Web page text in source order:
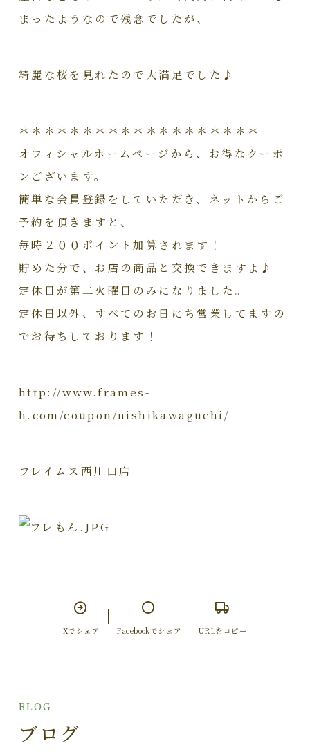
まったようなので残念でしたが、
綺麗な桜を見れたので大満足でした♪
＊＊＊＊＊＊＊＊＊＊＊＊＊＊＊＊＊＊＊
オフィシャルホームページから、お得なクーポ
ンございます。
簡単な会員登録をしていただき、ネットからご
予約を頂きますと、
毎時２００ポイント加算されます！
貯めた分で、お店の商品と交換できますよ♪
定休日が第二火曜日のみになりました。
定休日以外、すべてのお日にち営業してますの
でお待ちしております！
http://www.frames-
h.com/coupon/nishikawaguchi/
フレイムス西川口店
Xでシェア Facebookでシェア URLをコピー
BLOG
ブログ